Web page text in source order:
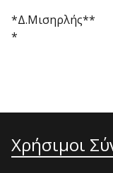
*Δ.Μισηρλής**
*
Χρήσιμοι